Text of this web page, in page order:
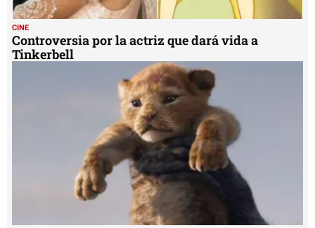
CINE
Controversia por la actriz que dará vida a
Tinkerbell